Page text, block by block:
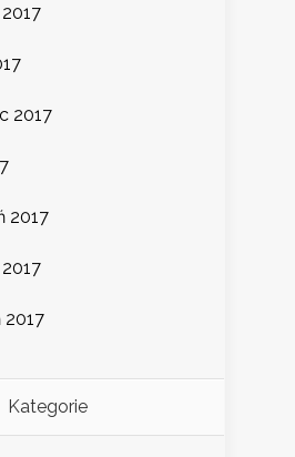
2017
2017
Kategorie